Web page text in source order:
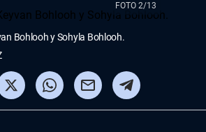
FOTO 2/13
Bohlooh y Sohyla Bohlooh.